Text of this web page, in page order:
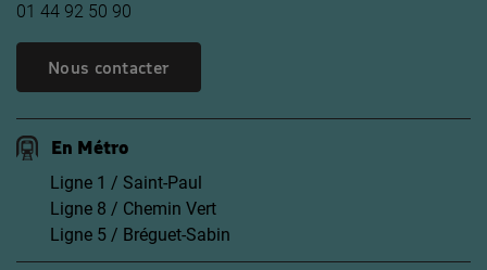
01 44 92 50 90
Nous contacter
En Métro
Ligne 1 / Saint-Paul
Ligne 8 / Chemin Vert
Ligne 5 / Bréguet-Sabin